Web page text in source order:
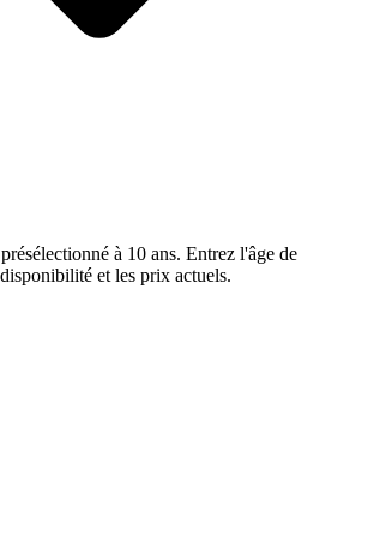
à 10 ans. Entrez l'âge de
et les prix actuels.